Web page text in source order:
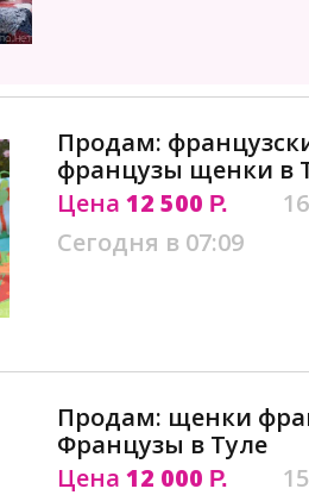
Продам:
французы щенки в
Цена 12 500 Р.
Сегодня в 07:09
Продам: щенки
Французы в Туле
Цена 12 000 Р.